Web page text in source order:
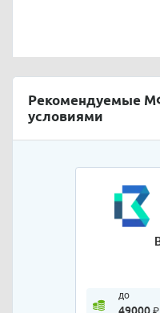
Рекомендуемые
условиями
до
49000